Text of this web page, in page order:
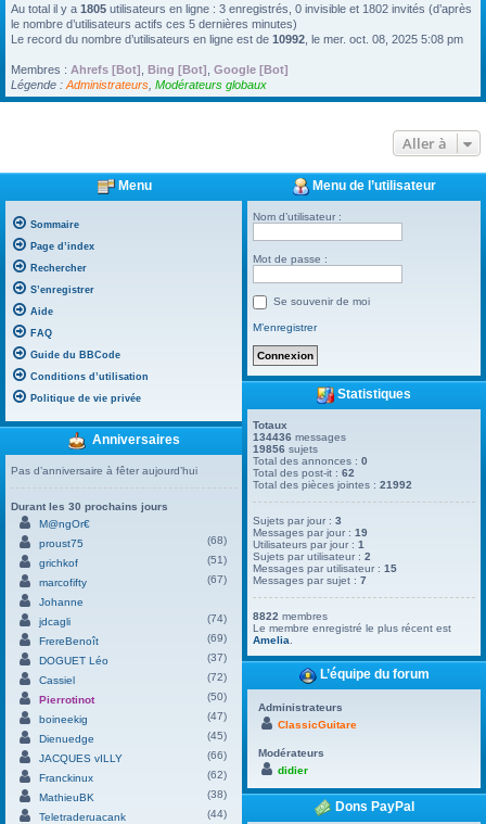
Au total il y a 1805 utilisateurs en ligne : 3 enregistrés, 0 invisible et 1802 invités (d’après
le nombre d’utilisateurs actifs ces 5 dernières minutes)
Le record du nombre d’utilisateurs en ligne est de 10992 , le mer. oct. 08, 2025 5:08 pm
Membres : Ahrefs [Bot] Bing [Bot] Google [Bot]
Légende : Administrateurs Modérateurs globaux
Aller à
Menu
Sommaire
Page d’index
Rechercher
S’enregistrer
Aide
FAQ
Guide du BBCode
Conditions d’utilisation
Politique de vie privée
Anniversaires
Pas d’anniversaire à fêter aujourd’hui
Durant les 30 prochains jours
M@ngOr€
proust75
(68)
grichkof
(51)
marcofifty
(67)
Johanne
jdcagli
(74)
FrereBenoît
(69)
DOGUET Léo
(37)
Cassiel
(72)
Pierrotinot
(50)
boineekig
(47)
Dienuedge
(45)
JACQUES vILLY
(66)
Franckinux
(62)
MathieuBK
(38)
Teletraderuacank
(44)
Menu de l’utilisateur
Nom d’utilisateur :
Mot de passe :
Se souvenir de moi
M’enregistrer
Statistiques
Totaux
134436 messages
19856 sujets
Total des annonces :0
Total des post-it :62
Total des pièces jointes :21992
Sujets par jour :3
Messages par jour :19
Utilisateurs par jour :1
Sujets par utilisateur :2
Messages par utilisateur :15
Messages par sujet :7
8822 membres
Le membre enregistré le plus récent est
Amelia
L’équipe du forum
Administrateurs
ClassicGuitare
Modérateurs
didier
Dons PayPal